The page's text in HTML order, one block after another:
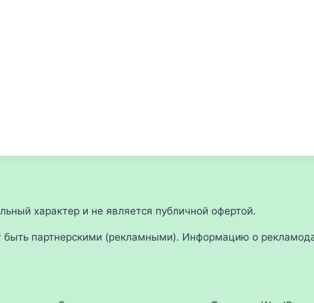
характер и не является публичной офертой.
быть партнерскими (рекламными). Информацию о